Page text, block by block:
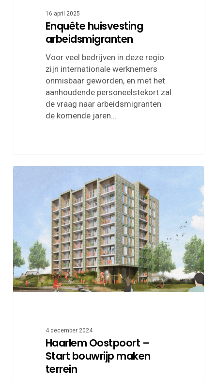
16 april 2025
Enquête huisvesting
arbeidsmigranten
Voor veel bedrijven in deze regio
zijn internationale werknemers
onmisbaar geworden, en met het
aanhoudende personeelstekort zal
de vraag naar arbeidsmigranten
de komende jaren…
terrein
4 december 2024
Haarlem Oostpoort –
Start bouwrijp maken
terrein